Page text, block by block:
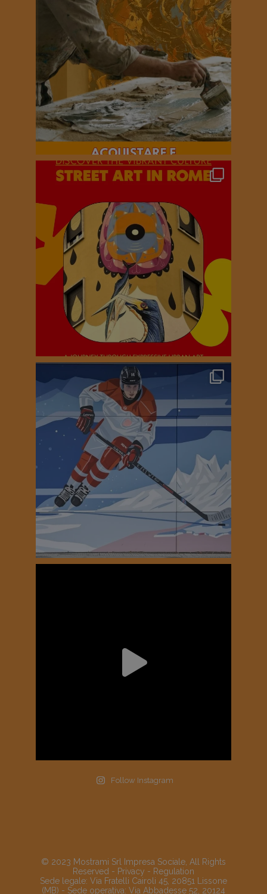
Follow Instagram
© 2023 Mostrami Srl Impresa Sociale, All Rights
Reserved - Privacy - Regulation
Sede legale: Via Fratelli Cairoli 45, 20851 Lissone
(MB) - Sede operativa: Via Abbadesse 52, 20124